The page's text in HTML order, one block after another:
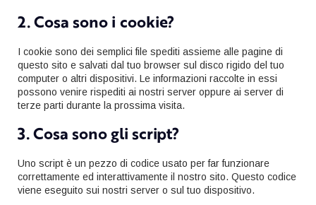
2. Cosa sono i cookie?
I cookie sono dei semplici file spediti assieme alle pagine di
questo sito e salvati dal tuo browser sul disco rigido del tuo
computer o altri dispositivi. Le informazioni raccolte in essi
possono venire rispediti ai nostri server oppure ai server di
terze parti durante la prossima visita.
3. Cosa sono gli script?
Uno script è un pezzo di codice usato per far funzionare
correttamente ed interattivamente il nostro sito. Questo codice
viene eseguito sui nostri server o sul tuo dispositivo.